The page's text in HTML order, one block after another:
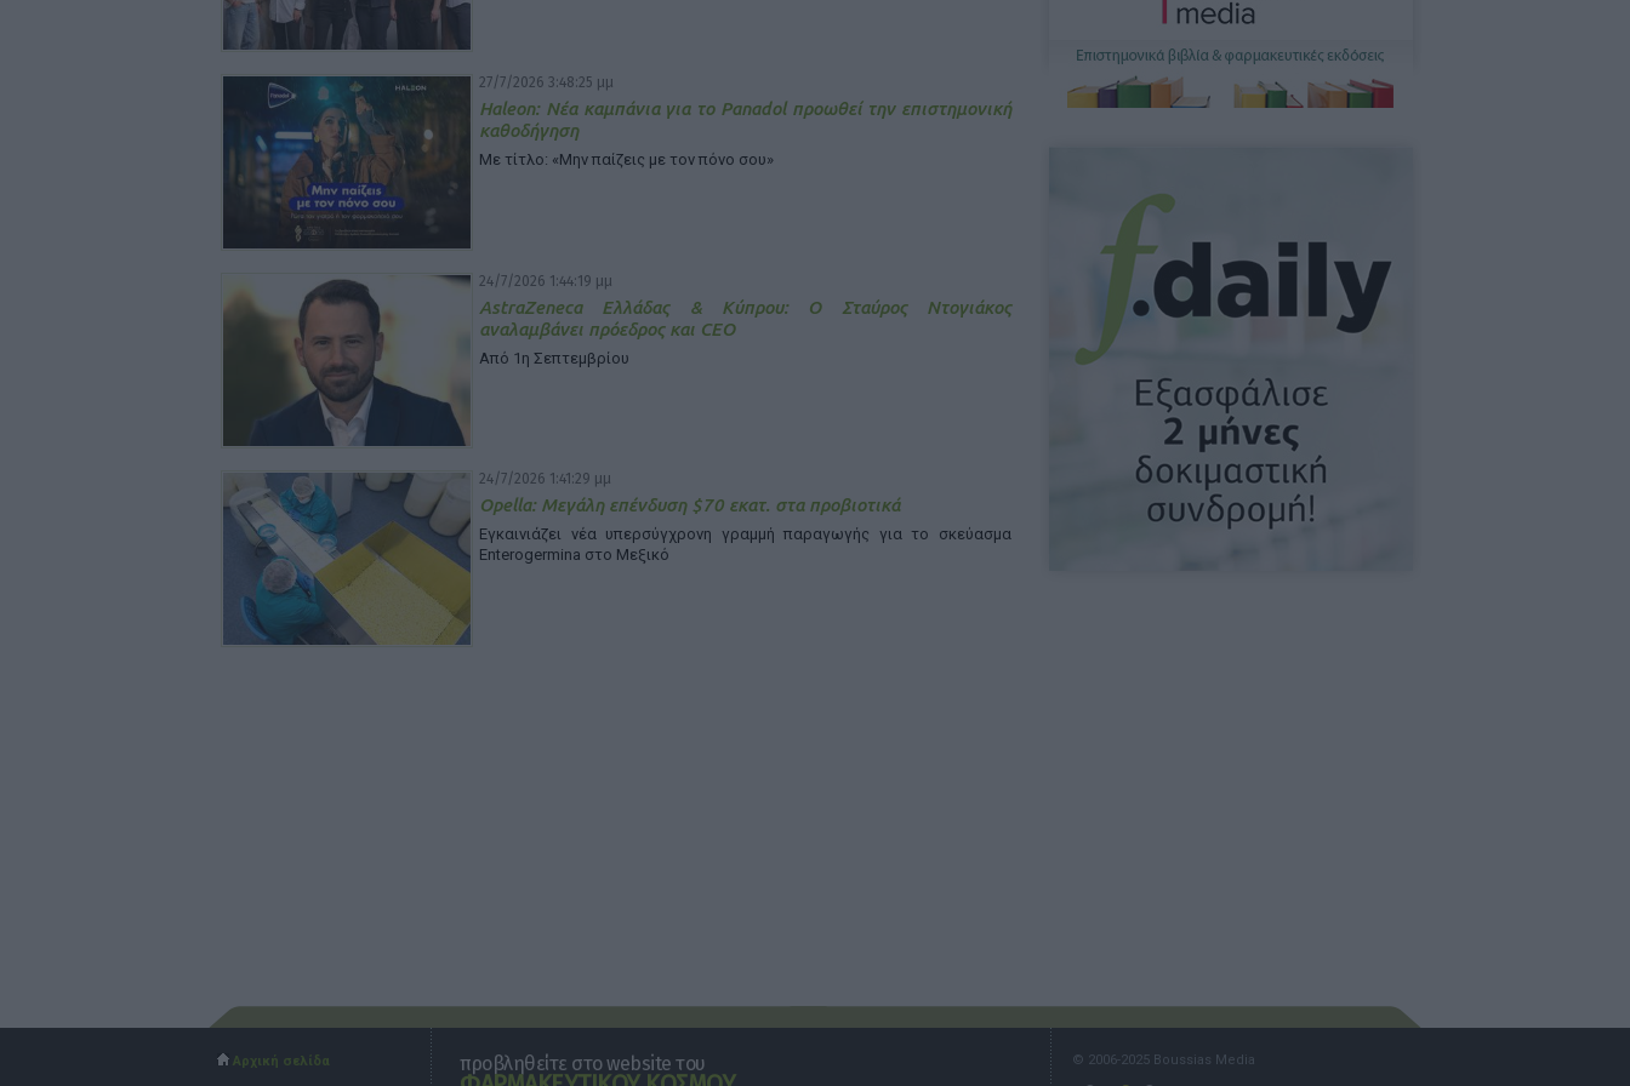
27/7/2026 3:48:25 μμ
Haleon: Νέα καμπάνια για το Panadol προωθεί την επιστημονική
καθοδήγηση
Με τίτλο: «Μην παίζεις με τον πόνο σου»
24/7/2026 1:44:19 μμ
AstraZeneca Ελλάδας & Κύπρου: Ο Σταύρος Ντογιάκος
αναλαμβάνει πρόεδρος και CEO
Από 1η Σεπτεμβρίου
24/7/2026 1:41:29 μμ
Opella: Μεγάλη επένδυση $70 εκατ. στα προβιοτικά
Εγκαινιάζει νέα υπερσύγχρονη γραμμή παραγωγής για το σκεύασμα
Enterogermina στο Μεξικό
Αρχική σελίδα προβληθείτε στο website του © 2006-2025 Boussias Media